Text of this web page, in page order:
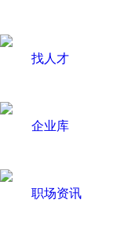
找人才
企业库
职场资讯